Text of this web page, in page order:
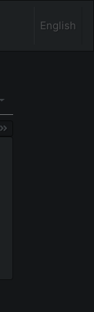
English
Menü aufklappen